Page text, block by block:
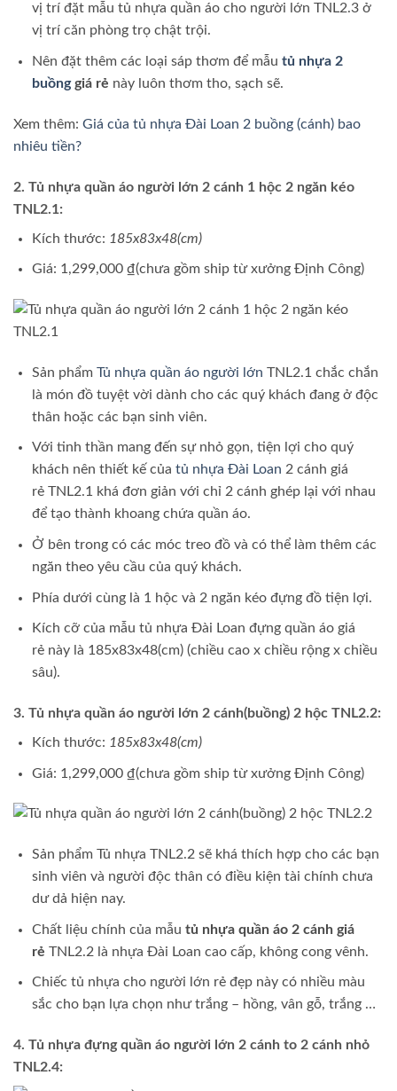
vị trí đặt mẫu tủ nhựa quần áo cho người lớn TNL2.3 ở
vị trí căn phòng trọ chật trội.
Nên đặt thêm các loại sáp thơm để mẫu tủ nhựa 2
buồnggiá rẻ này luôn thơm tho, sạch sẽ.
Xem thêm: Giá của tủ nhựa Đài Loan 2 buồng (cánh) bao
nhiêu tiền?
2. Tủ nhựa quần áo người lớn 2 cánh 1 hộc 2 ngăn kéo
TNL2.1:
Kích thước: 185x83x48(cm)
Giá: 1,299,000 ₫(chưa gồm ship từ xưởng Định Công)
Sản phẩm Tủ nhựa quần áo người lớn TNL2.1 chắc chắn
là món đồ tuyệt vời dành cho các quý khách đang ở độc
thân hoặc các bạn sinh viên.
Với tinh thần mang đến sự nhỏ gọn, tiện lợi cho quý
khách nên thiết kế của tủ nhựa Đài Loan 2 cánh giá
rẻ TNL2.1 khá đơn giản với chỉ 2 cánh ghép lại với nhau
để tạo thành khoang chứa quần áo.
Ở bên trong có các móc treo đồ và có thể làm thêm các
ngăn theo yêu cầu của quý khách.
Phía dưới cùng là 1 hộc và 2 ngăn kéo đựng đồ tiện lợi.
Kích cỡ của mẫu tủ nhựa Đài Loan đựng quần áo giá
rẻ này là 185x83x48(cm) (chiều cao x chiều rộng x chiều
sâu).
3. Tủ nhựa quần áo người lớn 2 cánh(buồng) 2 hộc TNL2.2:
Kích thước: 185x83x48(cm)
Giá: 1,299,000 ₫(chưa gồm ship từ xưởng Định Công)
Sản phẩm Tủ nhựa TNL2.2 sẽ khá thích hợp cho các bạn
sinh viên và người độc thân có điều kiện tài chính chưa
dư dả hiện nay.
Chất liệu chính của mẫu tủ nhựa quần áo 2 cánh giá
rẻ TNL2.2 là nhựa Đài Loan cao cấp, không cong vênh.
Chiếc tủ nhựa cho người lớn rẻ đẹp này có nhiều màu
sắc cho bạn lựa chọn như trắng – hồng, vân gỗ, trắng …
4. Tủ nhựa đựng quần áo người lớn 2 cánh to 2 cánh nhỏ
TNL2.4: